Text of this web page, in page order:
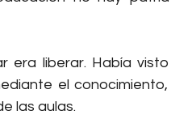
era liberar. Había
el
las aulas.